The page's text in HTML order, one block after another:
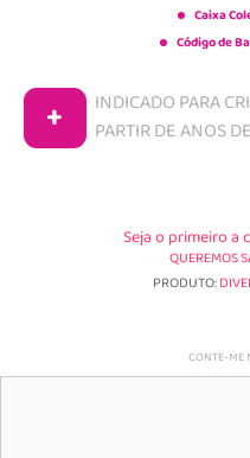
Caixa
Código de
+
INDICADO PARA
PARTIR DEANOS
Seja o primeiro
QUEREMOS
PRODUTO:
CONTE-ME